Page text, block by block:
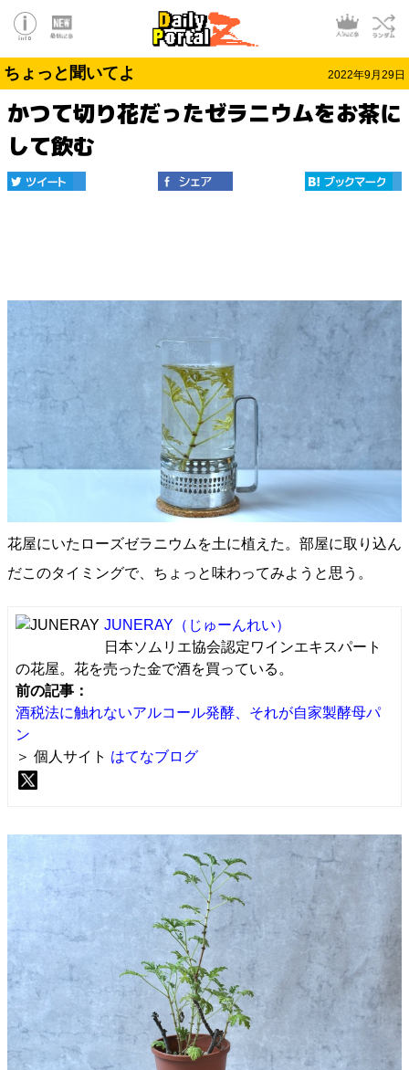
ちょっと聞いてよ 2022年9月29日
かつて切り花だったゼラニウムをお茶に
して飲む
花屋にいたローズゼラニウムを土に植えた。部屋に取り込ん
だこのタイミングで、ちょっと味わってみようと思う。
JUNERAY （じゅーんれい）
日本ソムリエ協会認定ワインエキスパート
の花屋。花を売った金で酒を買っている。
前の記事：
酒税法に触れないアルコール発酵、それが自家製酵母パ
ン
＞ 個人サイト はてなブログ